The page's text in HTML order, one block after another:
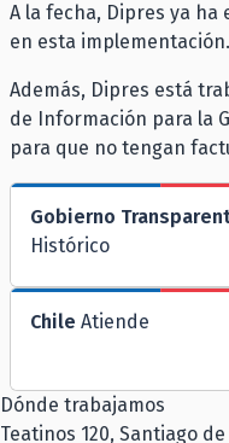
A la fecha, Dipres ya
en esta implementación.
Además, Dipres está
de Información para la
para que no tengan
Gobierno
Histórico
Chile Atiende
Dónde trabajamos
Teatinos 120, Santiago de